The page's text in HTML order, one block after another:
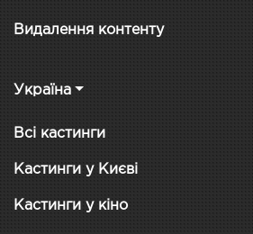
Видалення контенту
Україна
Всі кастинги
Кастинги у Києві
Кастинги у кіно